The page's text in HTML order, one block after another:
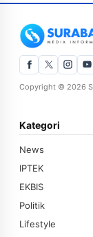
Copyright © 2026
Kategori
News
IPTEK
EKBIS
Politik
Lifestyle